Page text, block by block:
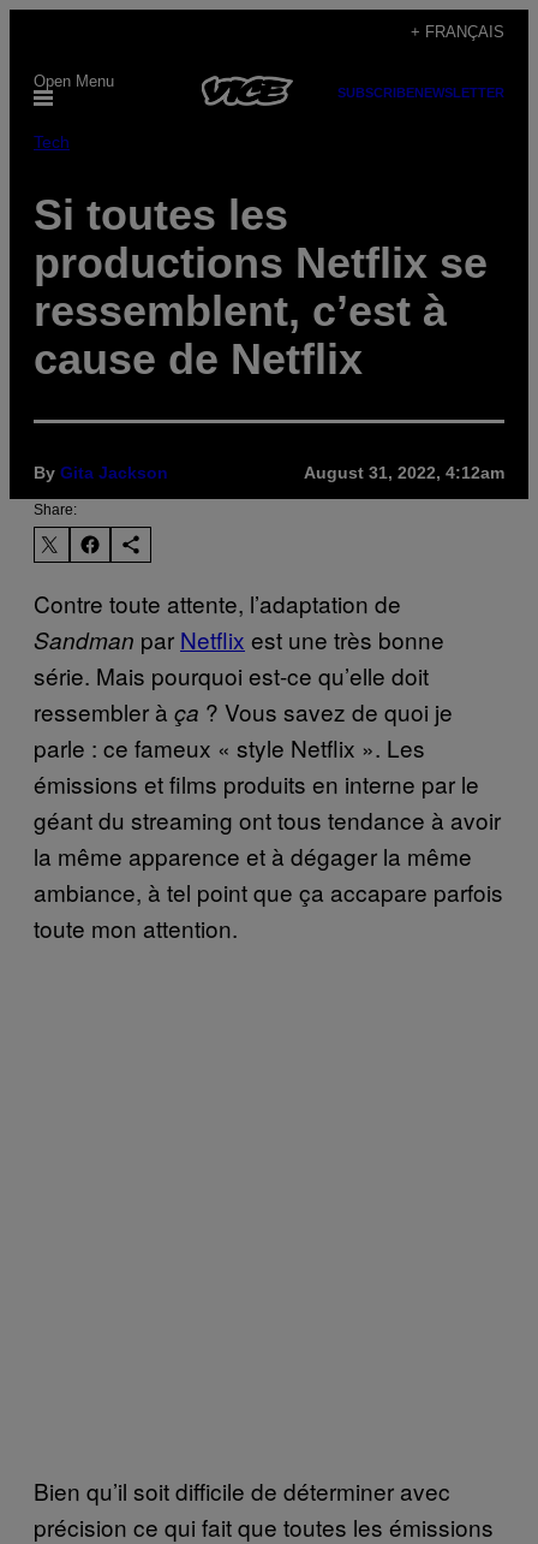
content
+ FRANÇAIS
Open Menu
SUBSCRIBENEWSLETTER
Tech
Si toutes les
productions Netflix se
ressemblent, c’est à
cause de Netflix
By Gita Jackson August 31, 2022, 4:12am
Share:
Contre toute attente, l’adaptation de
Sandman par Netflix est une très bonne
série. Mais pourquoi est-ce qu’elle doit
ressembler à ça ? Vous savez de quoi je
parle : ce fameux « style Netflix ». Les
émissions et films produits en interne par le
géant du streaming ont tous tendance à avoir
la même apparence et à dégager la même
ambiance, à tel point que ça accapare parfois
toute mon attention.
Bien qu’il soit difficile de déterminer avec
précision ce qui fait que toutes les émissions